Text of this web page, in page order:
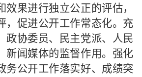
效果进行独立公正的评估，
，促进公开工作常态化。充
政协委员、民主党派、人民
新闻媒体的监督作用。强化
务公开工作落实好、成绩突